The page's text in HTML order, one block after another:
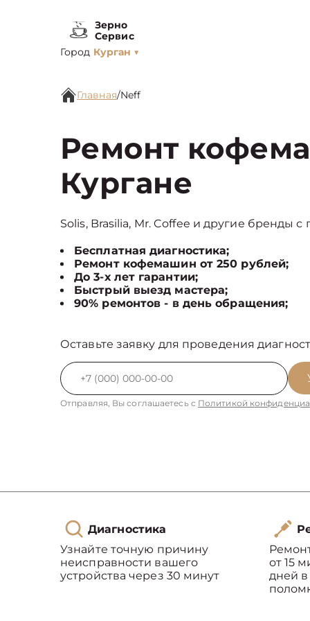
Зерно
Сервис
Город Курган ▼
Главная/Neff
Ремонт
Кургане
Solis, Brasilia, Mr. Coffee и другие бренды
Бесплатная диагностика;
Ремонт кофемашин от 250 рублей;
До 3-х лет гарантии;
Быстрый выезд мастера;
90% ремонтов - в день обращения;
Оставьте заявку для проведения
Отправляя, Вы соглашаетесь с Политикой
Диагностика
Узнайте точную причину
неисправности вашего
устройства через 30 минут
от 15
дней в